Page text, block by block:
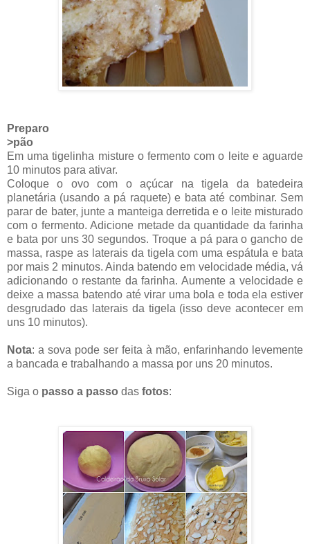
Preparo
>pão
Em uma tigelinha misture o fermento com o leite e aguarde
10 minutos para ativar.
Coloque o ovo com o açúcar na tigela da batedeira
planetária (usando a pá raquete) e bata até combinar. Sem
parar de bater, junte a manteiga derretida e o leite misturado
com o fermento. Adicione metade da quantidade da farinha
e bata por uns 30 segundos. Troque a pá para o gancho de
massa, raspe as laterais da tigela com uma espátula e bata
por mais 2 minutos. Ainda batendo em velocidade média, vá
adicionando o restante da farinha. Aumente a velocidade e
deixe a massa batendo até virar uma bola e toda ela estiver
desgrudado das laterais da tigela (isso deve acontecer em
uns 10 minutos).
Nota: a sova pode ser feita à mão, enfarinhando levemente
a bancada e trabalhando a massa por uns 20 minutos.
Siga o passo a passo das fotos: